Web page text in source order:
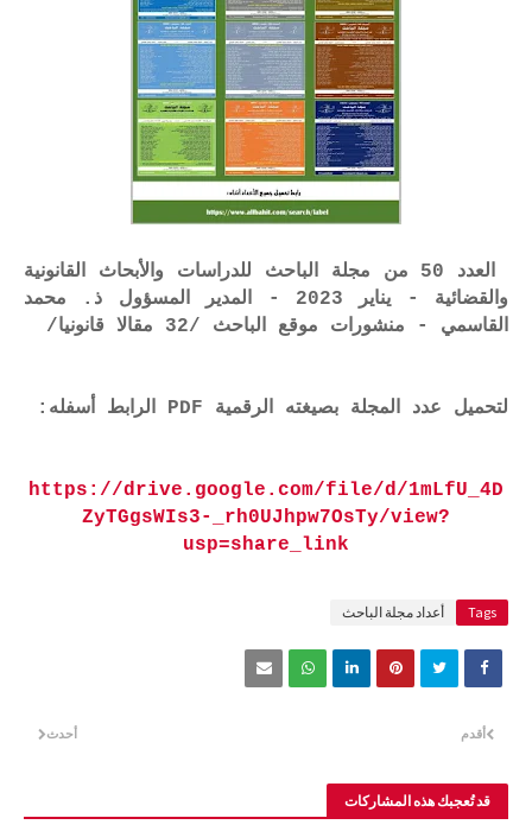
العدد 50 من مجلة الباحث للدراسات والأبحاث القانونية
والقضائية - يناير 2023 - المدير المسؤول ذ. محمد
القاسمي - منشورات موقع الباحث /32 مقالا قانونيا/
لتحميل عدد المجلة بصيغته الرقمية PDF الرابط أسفله:
https://drive.google.com/file/d/1mLfU_4D
ZyTGgsWIs3-_rh0UJhpw7OsTy/view?
usp=share_link
Tags أعداد مجلة الباحث
أحدث أقدم
قد تُعجبك هذه المشاركات